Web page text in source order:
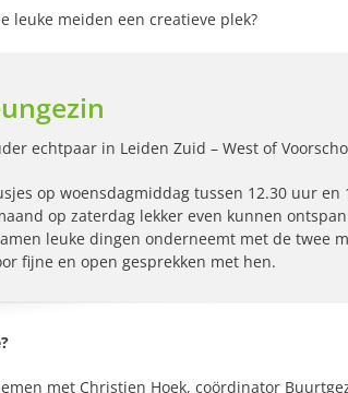
leuke meiden een creatieve plek?
echtpaar in Leiden Zuid – West of
op woensdagmiddag tussen 12.30 uur
op zaterdag lekker even kunnen
leuke dingen onderneemt met de twee
fijne en open gesprekken met hen.
met Christien Hoek, coördinator